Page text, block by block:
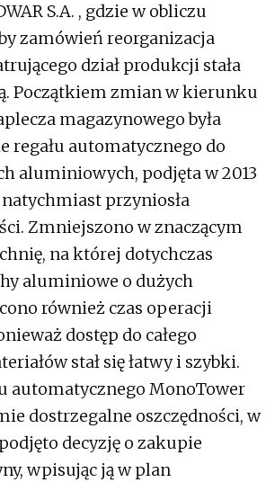
S.A. , gdzie w obliczu
zamówień reorganizacja
dział produkcji stała
Początkiem zmian w kierunku
magazynowego była
regału automatycznego do
aluminiowych, podjęta w 2013
przyniosła
Zmniejszono w znaczącym
na której dotychczas
aluminiowe o dużych
również czas operacji
dostęp do całego
stał się łatwy i szybki.
automatycznego MonoTower
dostrzegalne oszczędności, w
decyzję o zakupie
wpisując ją w plan